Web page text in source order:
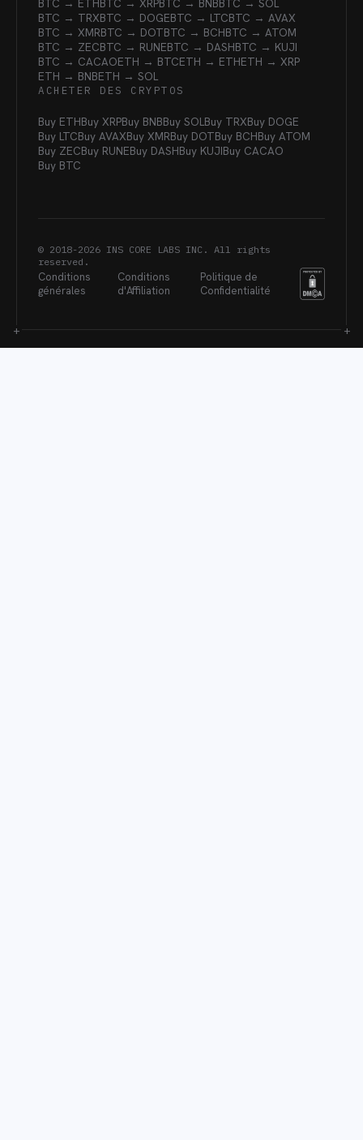
BTC → ETHBTC → XRPBTC → BNBBTC → SOL
BTC → TRXBTC → DOGEBTC → LTCBTC → AVAX
BTC → XMRBTC → DOTBTC → BCHBTC → ATOM
BTC → ZECBTC → RUNEBTC → DASHBTC → KUJI
BTC → CACAOETH → BTCETH → ETHETH → XRP
ETH → BNBETH → SOL
ACHETER DES CRYPTOS
Buy ETHBuy XRPBuy BNBBuy SOLBuy TRXBuy DOGE
Buy LTCBuy AVAXBuy XMRBuy DOTBuy BCHBuy ATOM
Buy ZECBuy RUNEBuy DASHBuy KUJIBuy CACAO
Buy BTC
© 2018-2026 INS CORE LABS INC. All rights
reserved.
Conditions
générales
Conditions
d'Affiliation
Politique de
Confidentialité